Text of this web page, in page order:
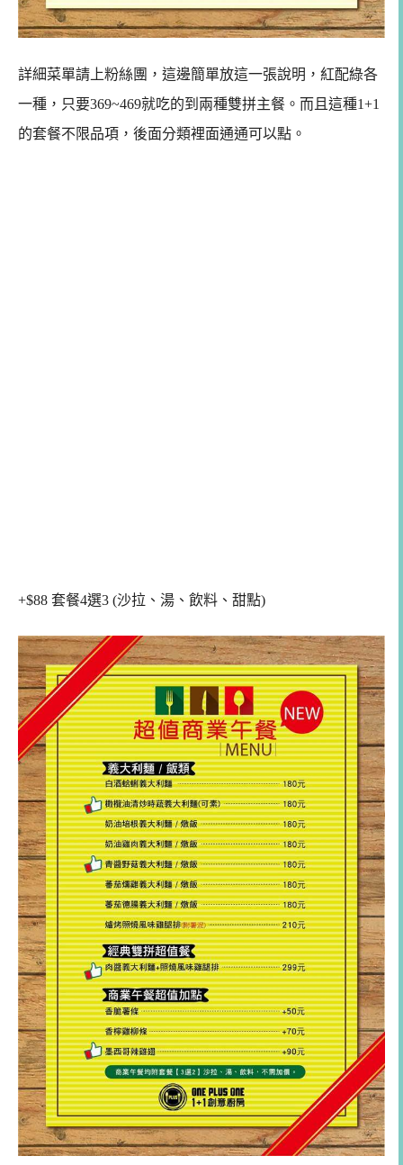
詳細菜單請上粉絲團，這邊簡單放這一張說明，紅配綠各
一種，只要369~469就吃的到兩種雙拼主餐。而且這種1+1
的套餐不限品項，後面分類裡面通通可以點。
+$88 套餐4選3 (沙拉、湯、飲料、甜點)